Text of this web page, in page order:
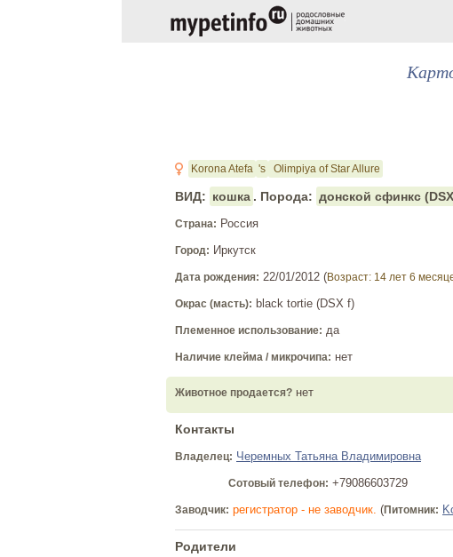
Korona Atefa 's Olimpiya of Star Allure
ВИД: кошка . Порода: донской сфинкс
Страна: Россия
Город: Иркутск
Дата рождения: 22/01/2012 (Возраст: 14 лет 6
Окрас (масть): black tortie (DSX f)
Племенное использование: да
Наличие клейма / микрочипа: нет
Животное продается? нет
Контакты
Владелец: Черемных Татьяна Владимировна
Сотовый телефон: +79086603729
Заводчик: регистратор - не заводчик. (Питомник:
Родители